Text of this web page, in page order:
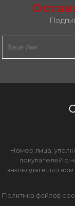
Номер лица,
покупателей о
Политика файлов